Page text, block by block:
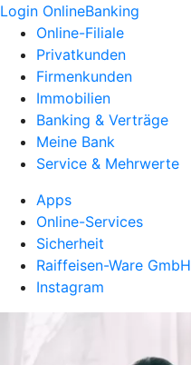
Login OnlineBanking
Online-Filiale
Privatkunden
Firmenkunden
Immobilien
Banking & Verträge
Meine Bank
Service & Mehrwerte
Apps
Online-Services
Sicherheit
Raiffeisen-Ware GmbH
Instagram